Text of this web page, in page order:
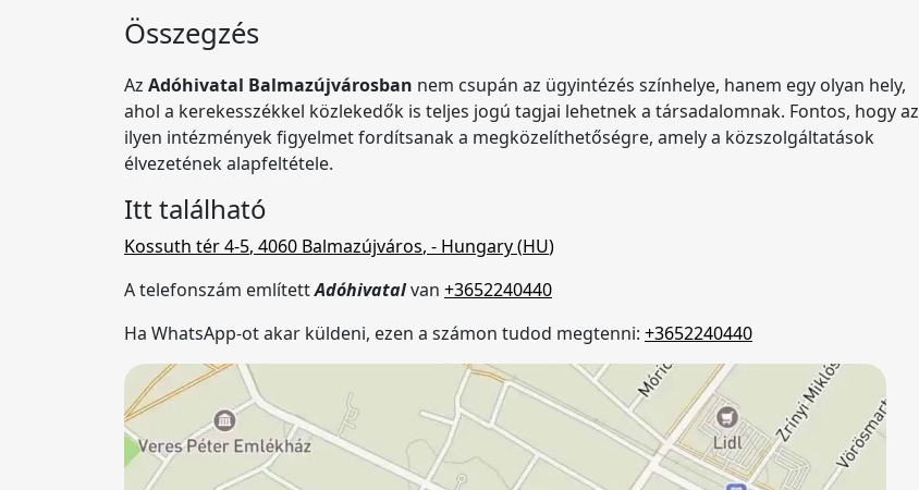
Összegzés
Az Adóhivatal Balmazújvárosban nem csupán az ügyintézés színhelye, hanem egy olyan hely,
ahol a kerekesszékkel közlekedők is teljes jogú tagjai lehetnek a társadalomnak. Fontos, hogy az
ilyen intézmények figyelmet fordítsanak a megközelíthetőségre, amely a közszolgáltatások
élvezetének alapfeltétele.
Itt található
Kossuth tér 4-5, 4060 Balmazújváros, - Hungary (HU)
A telefonszám említettAdóhivatalvan +3652240440
Ha WhatsApp-ot akar küldeni, ezen a számon tudod megtenni: +3652240440